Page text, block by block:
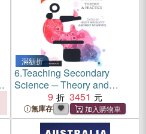
滿額折
6.Teaching Secondary
Science ─ Theory and
Practice9 3451
無庫存